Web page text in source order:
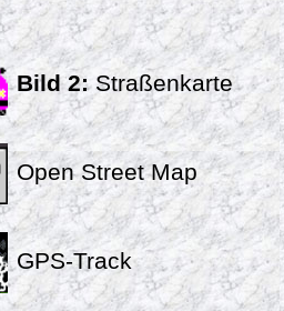
Bild 2:Straßenkarte
Open Street Map
GPS-Track